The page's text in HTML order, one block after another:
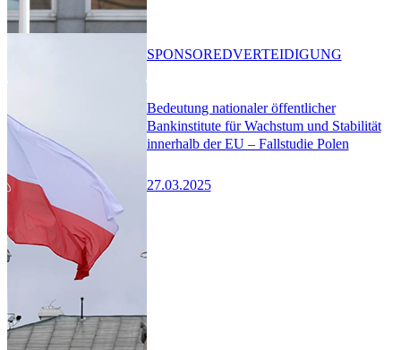
Bedeutung nationaler öffentlicher
Bankinstitute für Wachstum und Stabilität
innerhalb der EU – Fallstudie Polen
27.03.2025
SPONSOREDVERTEIDIGUNG